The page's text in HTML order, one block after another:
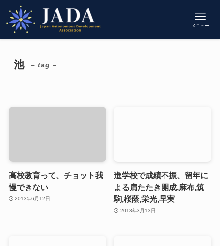
メニュー
池 – tag –
高校教育って、チョット我
慢できない
2013年6月12日
進学校で成績不振、留年に
よる肩たたき開成,麻布,筑
駒,桜蔭,栄光,早実
2013年3月13日